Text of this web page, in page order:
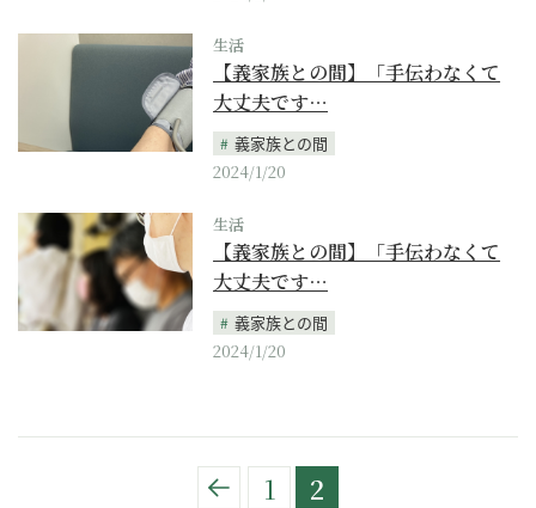
生活
【義家族との間】「手伝わなくて
大丈夫です…
義家族との間
2024/1/20
生活
【義家族との間】「手伝わなくて
大丈夫です…
義家族との間
2024/1/20
1 2